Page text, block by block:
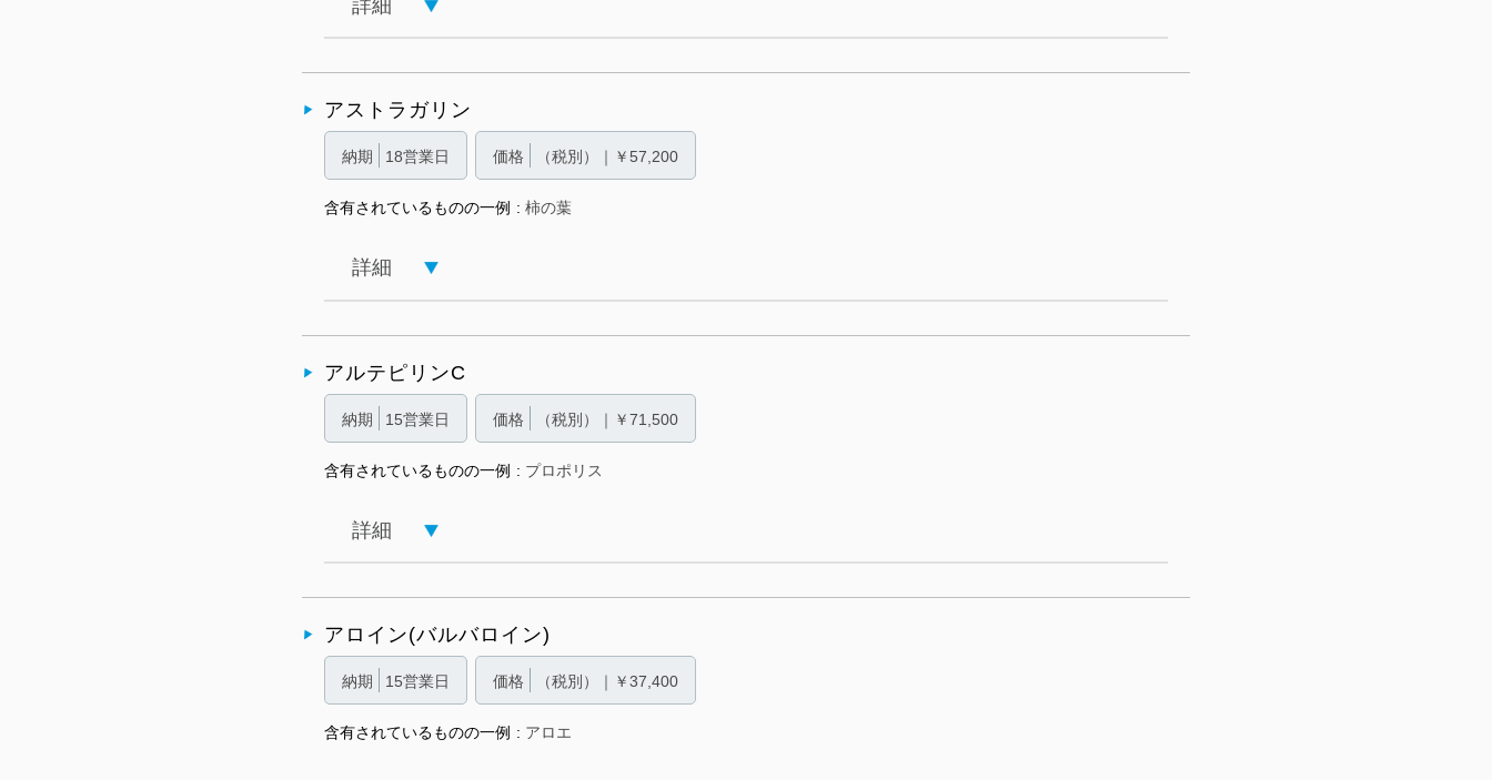
詳細
アストラガリン
納期 18営業日 価格 （税別）｜￥57,200
含有されているものの一例 柿の葉
詳細
アルテピリンC
納期 15営業日 価格 （税別）｜￥71,500
含有されているものの一例 プロポリス
詳細
アロイン(バルバロイン)
納期 15営業日 価格 （税別）｜￥37,400
含有されているものの一例 アロエ